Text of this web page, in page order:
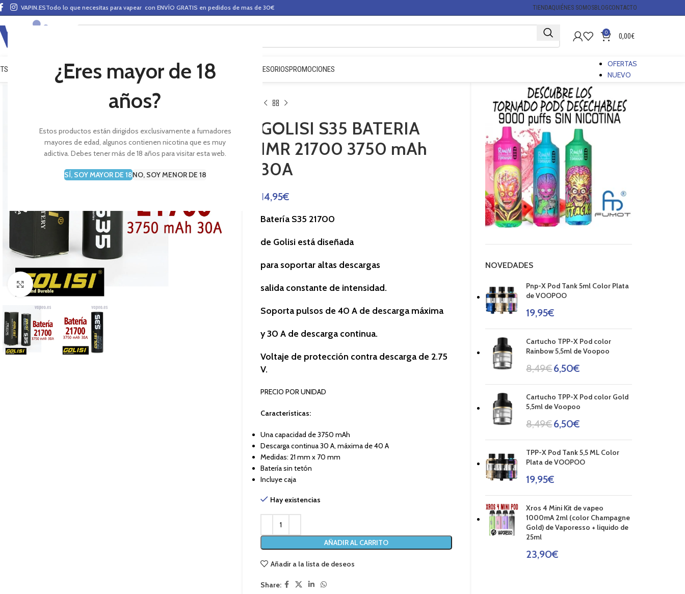
¿Eres mayor de 18
años?
Estos productos están dirigidos exclusivamente a fumadores
mayores de edad, algunos contienen nicotina que es muy
adictiva. Debes tener más de 18 años para visitar esta web.
SÍ, SOY MAYOR DE 18NO, SOY MENOR DE 18
VAPIN.ESTodo lo que necesitas para vapear con ENVÍO GRATIS en pedidos de mas de 30€ TIENDAQUIÉNES SOMOSBLOGCONTACTO
0 0,00€
VAPEO MODS CLAROMIZADORES BASES Y AROMAS (ALQUIMIA) ACCESORIOSPROMOCIONES
OFERTAS
NUEVO
Haga Click para agrandar
GOLISI S35 BATERIA
IMR 21700 3750 mAh
30A
14,95€
Batería S35 21700
de Golisi está diseñada
para soportar altas descargas
salida constante de intensidad.
Soporta pulsos de 40 A de descarga máxima
y 30 A de descarga continua.
Voltaje de protección contra descarga de 2.75
V.
PRECIO POR UNIDAD
Características:
Una capacidad de 3750 mAh
Descarga continua 30 A, máxima de 40 A
Medidas: 21 mm x 70 mm
Batería sin tetón
Incluye caja
Hay existencias
AÑADIR AL CARRITO
Añadir a la lista de deseos
Share:
NOVEDADES
Pnp-X Pod Tank 5ml Color Plata
de VOOPOO
19,95€
Cartucho TPP-X Pod color
Rainbow 5,5ml de Voopoo
8,49€6,50€
Cartucho TPP-X Pod color Gold
5,5ml de Voopoo
8,49€6,50€
TPP-X Pod Tank 5,5 ML Color
Plata de VOOPOO
19,95€
Xros 4 Mini Kit de vapeo
1000mA 2ml (color Champagne
Gold) de Vaporesso + liquido de
25ml
23,90€